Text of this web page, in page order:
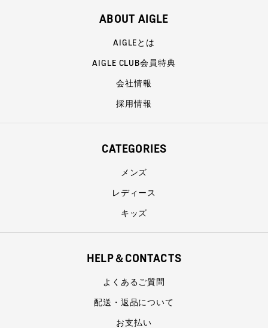
ABOUT AIGLE
AIGLEとは
AIGLE CLUB会員特典
会社情報
採用情報
CATEGORIES
メンズ
レディース
キッズ
HELP＆CONTACTS
よくあるご質問
配送・返品について
お支払い